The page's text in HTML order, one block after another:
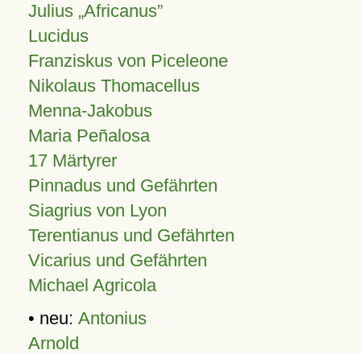
Julius Africanus
Lucidus
Franziskus von Piceleone
Nikolaus Thomacellus
Menna-Jakobus
Maria Peñalosa
17 Märtyrer
Pinnadus und Gefährten
Siagrius von Lyon
Terentianus und Gefährten
Vicarius und Gefährten
Michael Agricola
• neu: Antonius
Arnold